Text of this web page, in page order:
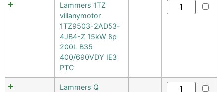
Lammers 1TZ
villanymotor
1TZ9503-2AD53-
4JB4-Z 15kW 8p
200L B35
400/690VDY IE3
PTC
Lammers Q